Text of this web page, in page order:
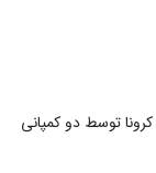
توسط دو کمپانی